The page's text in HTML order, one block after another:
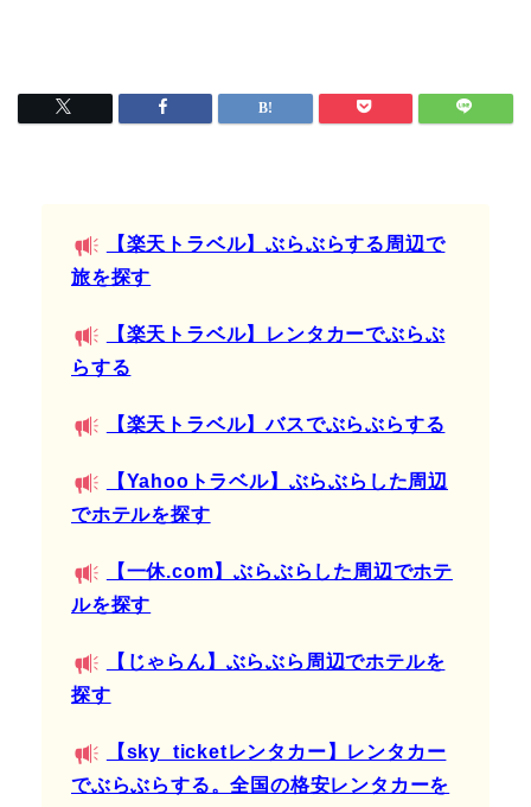
【楽天トラベル】ぶらぶらする周辺で
旅を探す
【楽天トラベル】レンタカーでぶらぶ
らする
【楽天トラベル】バスでぶらぶらする
【Yahooトラベル】ぶらぶらした周辺
でホテルを探す
【一休.com】ぶらぶらした周辺でホテ
ルを探す
【じゃらん】ぶらぶら周辺でホテルを
探す
【sky_ticketレンタカー】レンタカー
でぶらぶらする。全国の格安レンタカーを